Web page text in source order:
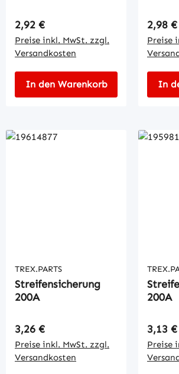
Regulärer Preis:
2,92 €
Preise inkl. MwSt. zzgl.
Versandkosten
In den Warenkorb
2,98 €
Preise
In
TREX.PARTS
Streifensicherung
200A
Regulärer Preis:
3,26 €
Preise inkl. MwSt. zzgl.
Versandkosten
200A
3,13 €
Preise